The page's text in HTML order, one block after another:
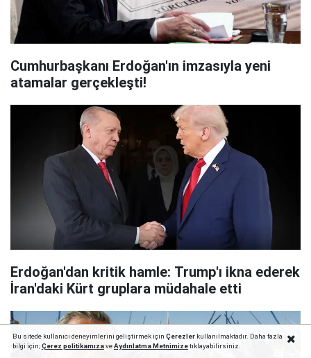
Cumhurbaşkanı Erdoğan'ın imzasıyla yeni
atamalar gerçekleşti!
Erdoğan'dan kritik hamle: Trump'ı ikna ederek
İran'daki Kürt gruplara müdahale etti
Bu sitede kullanıcı deneyimlerini geliştirmek için Çerezlerkullanılmaktadır. Daha fazla
bilgi için;Çerez politikamızaveAydınlatma Metnimizetıklayabilirsiniz.